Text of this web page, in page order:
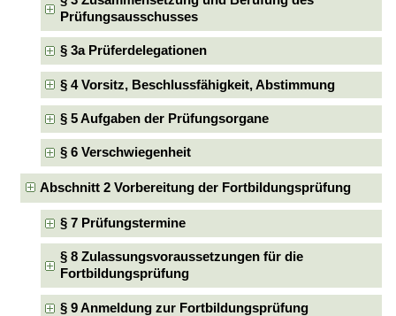
Prüfungsausschusses
§ 3a Prüferdelegationen
§ 4 Vorsitz, Beschlussfähigkeit, Abstimmung
§ 5 Aufgaben der Prüfungsorgane
§ 6 Verschwiegenheit
Abschnitt 2 Vorbereitung der Fortbildungsprüfung
§ 7 Prüfungstermine
§ 8 Zulassungsvoraussetzungen für die
Fortbildungsprüfung
§ 9 Anmeldung zur Fortbildungsprüfung